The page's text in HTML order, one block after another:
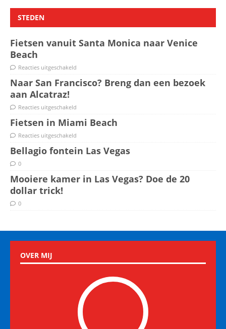
STEDEN
Fietsen vanuit Santa Monica naar Venice
Beach
Reacties uitgeschakeld
Naar San Francisco? Breng dan een bezoek
aan Alcatraz!
Reacties uitgeschakeld
Fietsen in Miami Beach
Reacties uitgeschakeld
Bellagio fontein Las Vegas
0
Mooiere kamer in Las Vegas? Doe de 20
dollar trick!
0
OVER MIJ